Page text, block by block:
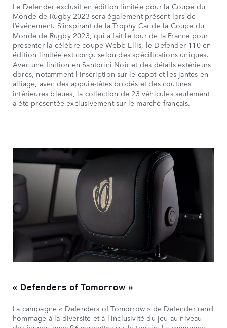
Le Defender exclusif en édition limitée pour la Coupe du
Monde de Rugby 2023 sera également présent lors de
l’événement. S’inspirant de la Trophy Car de la Coupe du
Monde de Rugby 2023, qui a fait le tour de la France pour
présenter la célèbre coupe Webb Ellis, le Defender 110 en
édition limitée est conçu selon des spécifications uniques.
Avec une finition en Santorini Noir et des détails extérieurs
dorés, notamment l’inscription sur le capot et les jantes en
alliage, avec des appuie-têtes brodés et des coutures
intérieures bleues, la collection de 23 véhicules seulement
a été présentée exclusivement sur le marché français.
« Defenders of Tomorrow »
La campagne « Defenders of Tomorrow » de Defender rend
hommage à la diversité et à l’inclusivité du jeu au niveau